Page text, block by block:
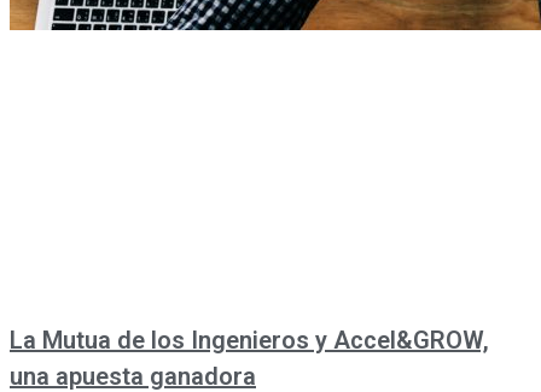
La Mutua de los Ingenieros y Accel&GROW,
una apuesta ganadora